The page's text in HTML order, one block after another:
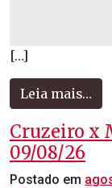
[…]
Leia mais…
Cruzeiro x
09/08/26
Postado em